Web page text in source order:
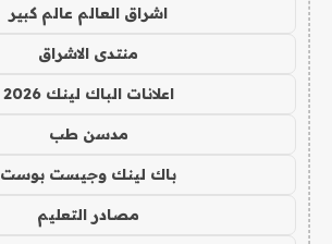
اشراق العالم عالم كبير
منتدى الاشراق
اعلانات الباك لينك 2026
مدسن طب
باك لينك وجيست بوست
مصادر التعليم